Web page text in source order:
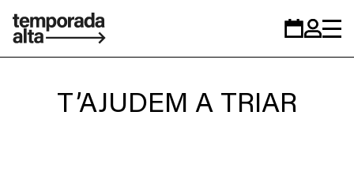
Temporada
personal
T’AJUDEM A TRIAR